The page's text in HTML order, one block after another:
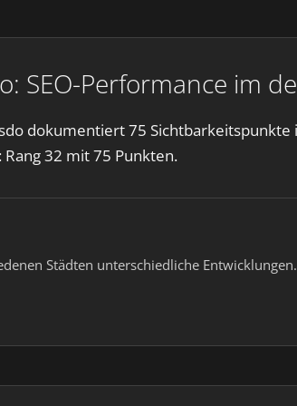
SEO-Performance im
dokumentiert 75 Sichtbarkeitspunkte
: Rang 32 mit 75 Punkten.
Städten unterschiedliche